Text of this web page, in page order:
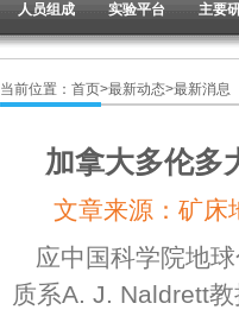
人员组成 实验平台 主要
当前位置： 首页>最新动态>最新消息
加拿大多伦多
文章来源：矿
应中国科学院地
质系A. J. Naldrett